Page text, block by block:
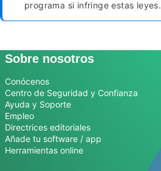
programa si infringe estas leyes.
Sobre nosotros
Conócenos
Centro de Seguridad y Confianza
Ayuda y Soporte
Empleo
Directrices editoriales
Añade tu software / app
Herramientas online